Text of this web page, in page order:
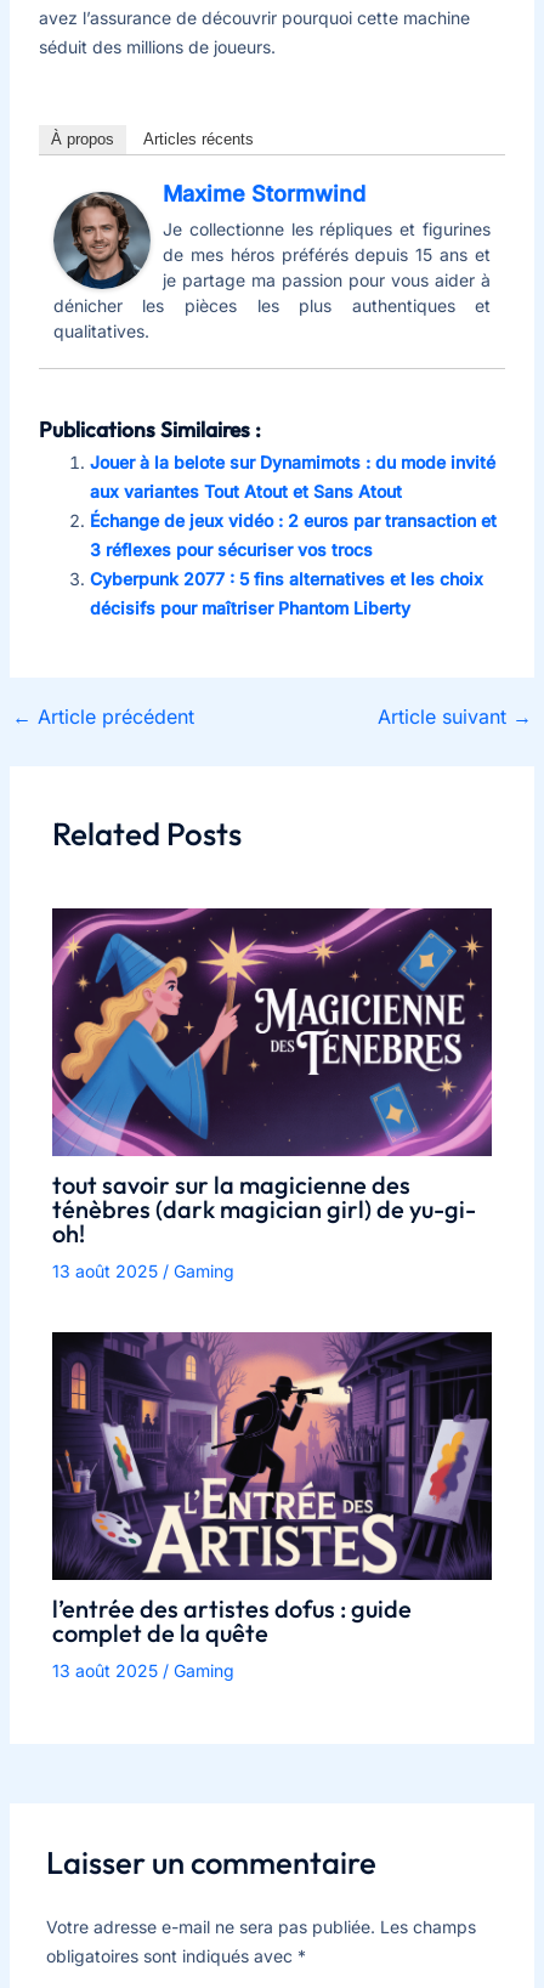
avez l’assurance de découvrir pourquoi cette machine
séduit des millions de joueurs.
À propos Articles récents
Maxime Stormwind
Je collectionne les répliques et figurines
de mes héros préférés depuis 15 ans et
je partage ma passion pour vous aider à
dénicher les pièces les plus authentiques et
qualitatives.
Publications Similaires :
Jouer à la belote sur Dynamimots : du mode invité
aux variantes Tout Atout et Sans Atout
Échange de jeux vidéo : 2 euros par transaction et
3 réflexes pour sécuriser vos trocs
Cyberpunk 2077 : 5 fins alternatives et les choix
décisifs pour maîtriser Phantom Liberty
← Article précédent Article suivant →
Related Posts
tout savoir sur la magicienne des
ténèbres (dark magician girl) de yu-gi-
oh!
13 août 2025 / Gaming
l’entrée des artistes dofus : guide
complet de la quête
13 août 2025 / Gaming
Laisser un commentaire
Votre adresse e-mail ne sera pas publiée. Les champs
obligatoires sont indiqués avec *